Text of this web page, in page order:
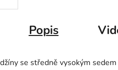
Popis
se středně vysokým